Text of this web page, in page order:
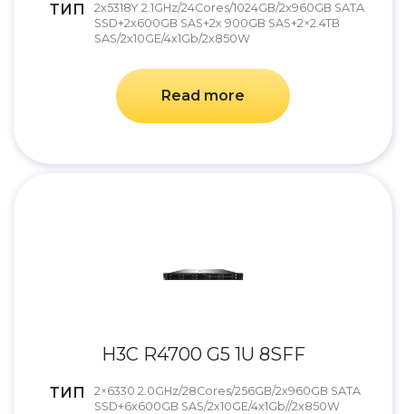
ТИП
2x5318Y 2.1GHz/24Cores/1024GB/2x960GB SATA
SSD+2x600GB SAS+2x 900GB SAS+2×2.4TB
SAS/2x10GE/4x1Gb/2x850W
Read more
H3C R4700 G5 1U 8SFF
ТИП
2×6330 2.0GHz/28Cores/256GB/2x960GB SATA
SSD+6x600GB SAS/2x10GE/4x1Gb//2x850W